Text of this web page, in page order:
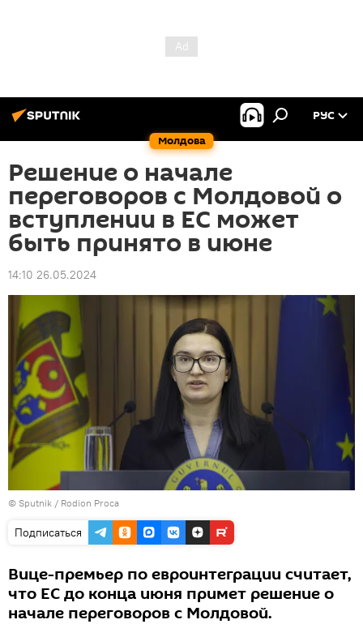
Молдова
РУС
Решение о начале
переговоров с Молдовой о
вступлении в ЕС может
быть принято в июне
14:10 26.05.2024
© Sputnik / Rodion Proca
Подписаться
Вице-премьер по евроинтеграции считает,
что ЕС до конца июня примет решение о
начале переговоров с Молдовой.